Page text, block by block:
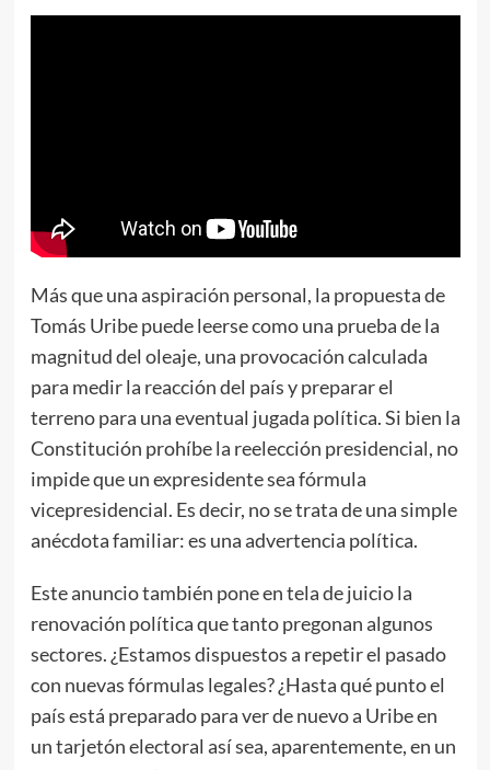
Más que una aspiración personal, la propuesta de
Tomás Uribe puede leerse como una prueba de la
magnitud del oleaje, una provocación calculada
para medir la reacción del país y preparar el
terreno para una eventual jugada política. Si bien la
Constitución prohíbe la reelección presidencial, no
impide que un expresidente sea fórmula
vicepresidencial. Es decir, no se trata de una simple
anécdota familiar: es una advertencia política.
Este anuncio también pone en tela de juicio la
renovación política que tanto pregonan algunos
sectores. ¿Estamos dispuestos a repetir el pasado
con nuevas fórmulas legales? ¿Hasta qué punto el
país está preparado para ver de nuevo a Uribe en
un tarjetón electoral así sea, aparentemente, en un